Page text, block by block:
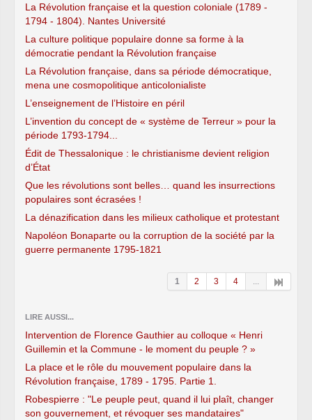
La Révolution française et la question coloniale (1789 -
1794 - 1804). Nantes Université
La culture politique populaire donne sa forme à la
démocratie pendant la Révolution française
La Révolution française, dans sa période démocratique,
mena une cosmopolitique anticolonialiste
L’enseignement de l’Histoire en péril
L’invention du concept de « système de Terreur » pour la
période 1793-1794...
Édit de Thessalonique : le christianisme devient religion
d’État
Que les révolutions sont belles… quand les insurrections
populaires sont écrasées !
La dénazification dans les milieux catholique et protestant
Napoléon Bonaparte ou la corruption de la société par la
guerre permanente 1795-1821
1 2 3 4
LIRE AUSSI...
Intervention de Florence Gauthier au colloque « Henri
Guillemin et la Commune - le moment du peuple ? »
La place et le rôle du mouvement populaire dans la
Révolution française, 1789 - 1795. Partie 1.
Robespierre : "Le peuple peut, quand il lui plaît, changer
son gouvernement, et révoquer ses mandataires"